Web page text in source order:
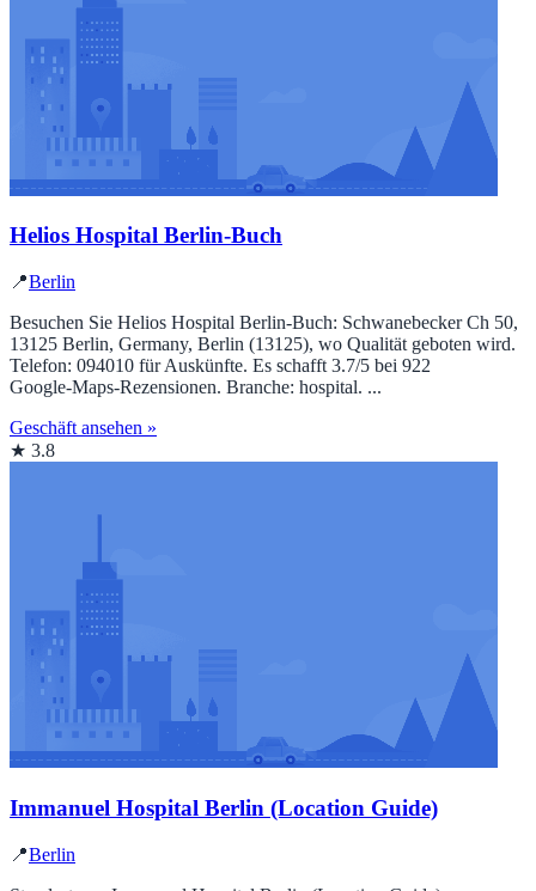
Helios Hospital Berlin-Buch
📍Berlin
Besuchen Sie Helios Hospital Berlin-Buch: Schwanebecker Ch 50,
13125 Berlin, Germany, Berlin (13125), wo Qualität geboten wird.
Telefon: 094010 für Auskünfte. Es schafft 3.7/5 bei 922
Google‑Maps‑Rezensionen. Branche: hospital. ...
Geschäft ansehen »
★ 3.8
Immanuel Hospital Berlin (Location Guide)
📍Berlin